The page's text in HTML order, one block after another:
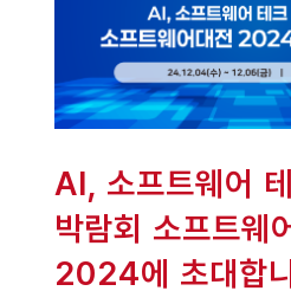
AI, 소프트웨어
박람회 소프트웨
2024에 초대합